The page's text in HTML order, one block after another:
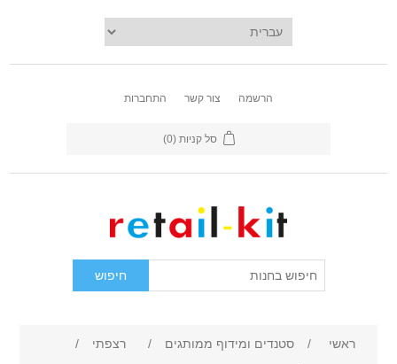
הרשמה צור קשר התחברות
סל קניות (0)
ראשי / סטנדים ומידוף ממותגים / רצפתי
/